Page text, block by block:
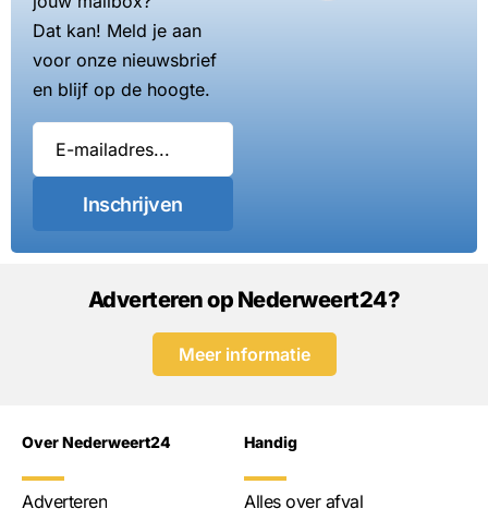
Dat kan! Meld je aan
voor onze nieuwsbrief
en blijf op de hoogte.
Inschrijven
Adverteren op Nederweert24?
Meer informatie
Over Nederweert24
Adverteren
Handig
Alles over afval